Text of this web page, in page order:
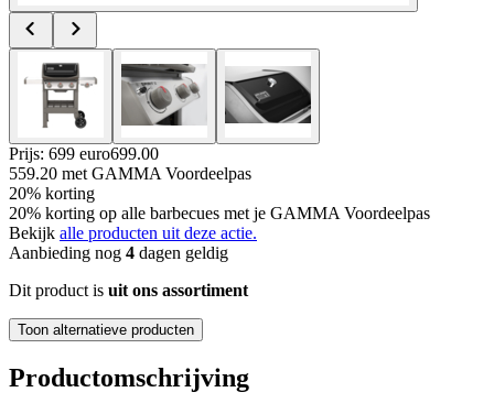
Prijs: 699 euro699.00
559.20 met GAMMA Voordeelpas
20% korting
20% korting op alle barbecues met je GAMMA Voordeelpas
Bekijk alle producten uit deze actie.
Aanbieding nog 4 dagen geldig
Dit product is uit ons assortiment
Toon alternatieve producten
Productomschrijving